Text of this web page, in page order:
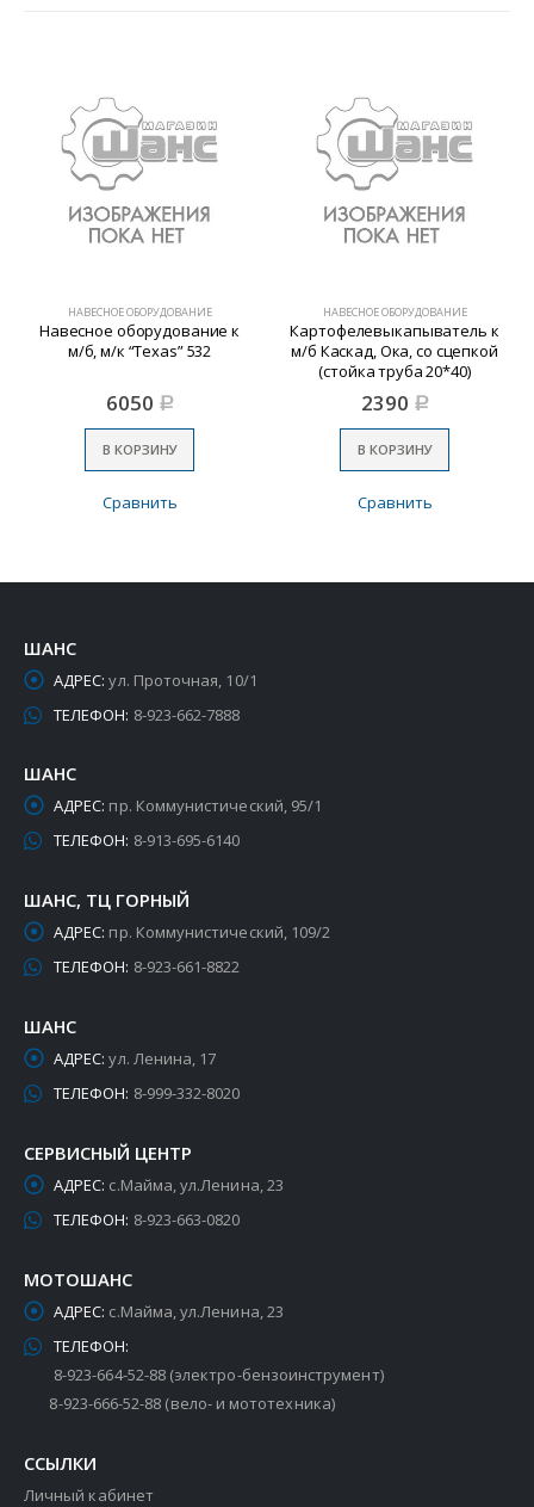
НАВЕСНОЕ ОБОРУДОВАНИЕ
Навесное оборудование к
м/б, м/к “Texas” 532
6050 Р
В КОРЗИНУ
Сравнить
НАВЕСНОЕ ОБОРУДОВАНИЕ
Картофелевыкапыватель к
м/б Каскад, Ока, со сцепкой
(стойка труба 20*40)
2390 Р
В КОРЗИНУ
Сравнить
ШАНС
АДРЕС: ул. Проточная, 10/1
ТЕЛЕФОН: 8-923-662-7888
ШАНС
АДРЕС: пр. Коммунистический, 95/1
ТЕЛЕФОН: 8-913-695-6140
ШАНС, ТЦ ГОРНЫЙ
АДРЕС: пр. Коммунистический, 109/2
ТЕЛЕФОН: 8-923-661-8822
ШАНС
АДРЕС: ул. Ленина, 17
ТЕЛЕФОН: 8-999-332-8020
СЕРВИСНЫЙ ЦЕНТР
АДРЕС: с.Майма, ул.Ленина, 23
ТЕЛЕФОН: 8-923-663-0820
МОТОШАНС
АДРЕС: с.Майма, ул.Ленина, 23
ТЕЛЕФОН:
8-923-664-52-88 (электро-бензоинструмент)
8-923-666-52-88 (вело- и мототехника)
ССЫЛКИ
Личный кабинет